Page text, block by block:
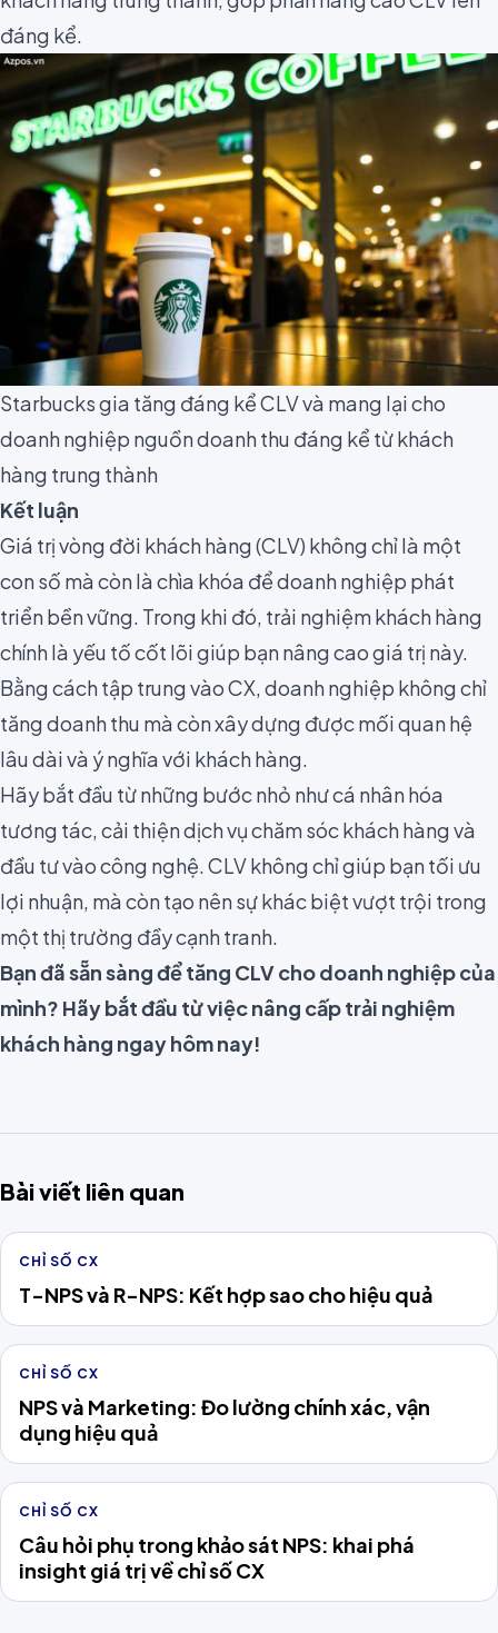
đáng kể.
Starbucks gia tăng đáng kể CLV và mang lại cho
doanh nghiệp nguồn doanh thu đáng kể từ khách
hàng trung thành
Kết luận
Giá trị vòng đời khách hàng (CLV) không chỉ là một
con số mà còn là chìa khóa để doanh nghiệp phát
triển bền vững. Trong khi đó, trải nghiệm khách hàng
chính là yếu tố cốt lõi giúp bạn nâng cao giá trị này.
Bằng cách tập trung vào CX, doanh nghiệp không chỉ
tăng doanh thu mà còn xây dựng được mối quan hệ
lâu dài và ý nghĩa với khách hàng.
Hãy bắt đầu từ những bước nhỏ như cá nhân hóa
tương tác, cải thiện dịch vụ chăm sóc khách hàng và
đầu tư vào công nghệ. CLV không chỉ giúp bạn tối ưu
lợi nhuận, mà còn tạo nên sự khác biệt vượt trội trong
một thị trường đầy cạnh tranh.
Bạn đã sẵn sàng để tăng CLV cho doanh nghiệp của
mình? Hãy bắt đầu từ việc nâng cấp trải nghiệm
khách hàng ngay hôm nay!
Bài viết liên quan
CHỈ SỐ CX
T-NPS và R-NPS: Kết hợp sao cho hiệu quả
CHỈ SỐ CX
NPS và Marketing: Đo lường chính xác, vận
dụng hiệu quả
CHỈ SỐ CX
Câu hỏi phụ trong khảo sát NPS: khai phá
insight giá trị về chỉ số CX